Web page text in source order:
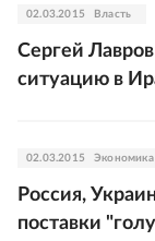
02.03.2015 Власть
Сергей
ситуацию в
02.03.2015 Экономика
Россия,
поставки